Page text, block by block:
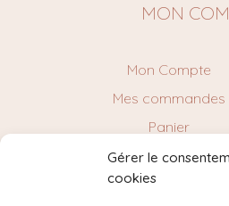
Gérer le
cookies
MON
Mon Compte
Mes commandes
Panier